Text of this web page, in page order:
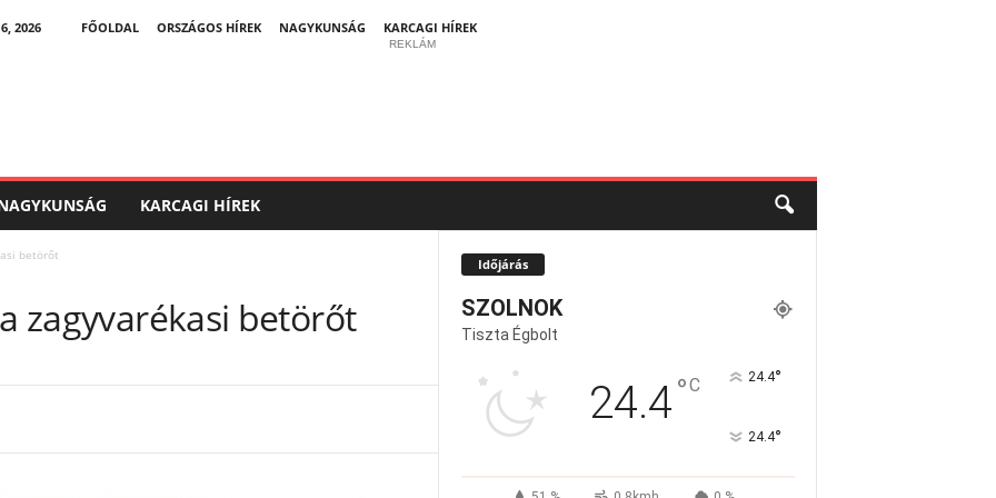
2026 FŐOLDAL ORSZÁGOS HÍREK NAGYKUNSÁG
KARCAGI HÍREK
REKLÁM
KARCAGI HÍREK
betörőt
zagyvarékasi betörőt
Időjárás
SZOLNOK
Tiszta Égbolt
24.4°C 24.4°
24.4°